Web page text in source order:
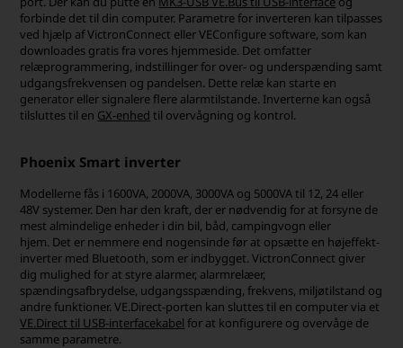
forbinde det til din computer. Parametre for inverteren kan tilpasses
ved hjælp af VictronConnect eller VEConfigure software, som kan
downloades gratis fra vores hjemmeside. Det omfatter
relæprogrammering, indstillinger for over- og underspænding samt
udgangsfrekvensen og pandelsen. Dette relæ kan starte en
generator eller signalere flere alarmtilstande. Inverterne kan også
tilsluttes til en GX-enhed til overvågning og kontrol.
Phoenix Smart inverter
Modellerne fås i 1600VA, 2000VA, 3000VA og 5000VA til 12, 24 eller
48V systemer. Den har den kraft, der er nødvendig for at forsyne de
mest almindelige enheder i din bil, båd, campingvogn eller
hjem. Det er nemmere end nogensinde før at opsætte en højeffekt-
inverter med Bluetooth, som er indbygget. VictronConnect giver
dig mulighed for at styre alarmer, alarmrelæer,
spændingsafbrydelse, udgangsspænding, frekvens, miljøtilstand og
andre funktioner. VE.Direct-porten kan sluttes til en computer via et
VE.Direct til USB-interfacekabel for at konfigurere og overvåge de
samme parametre.